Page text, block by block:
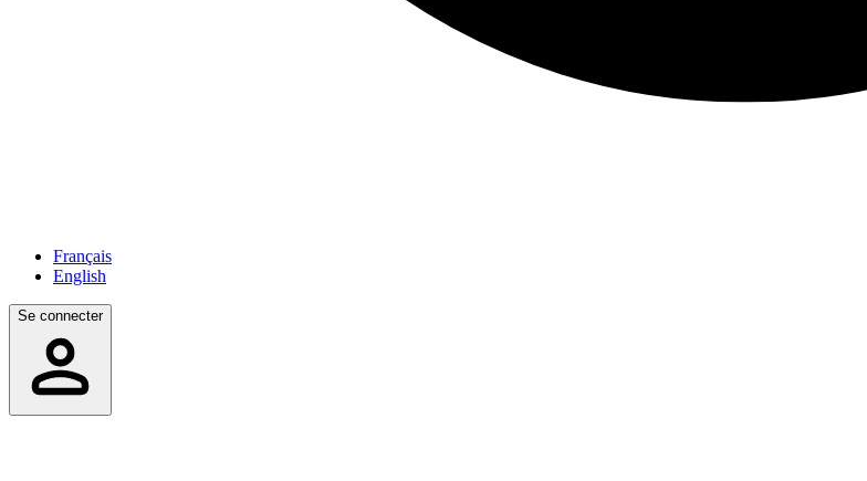
Français
English
Se connecter